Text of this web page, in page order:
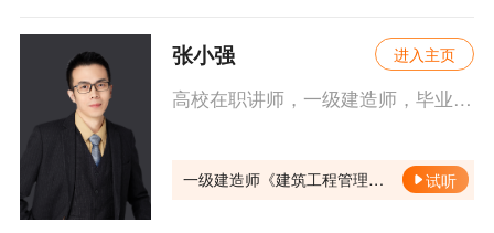
进入主页
张小强
高校在职讲师，一级建造师，毕业于东北大学，原一建、二建考试阅卷组成员，拥有多年授课经验，拥有施工管理、结构设计相关工作经验。主讲建筑实务课程。
一级建造师《建筑工程管理与实务》 试听